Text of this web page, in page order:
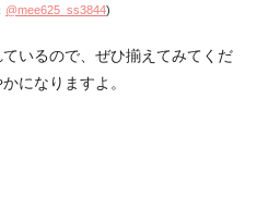
@mee625_ss3844)
いるので、ぜひ揃えてみてくだ
になりますよ。